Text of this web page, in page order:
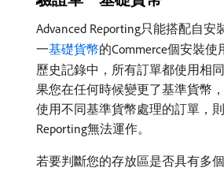
Advanced Reporting只能搭配自安
一基礎貨幣的Commerce個安裝
歷史記錄中，所有訂單都使用相
果您在任何時候變更了基準貨幣
使用不同基準貨幣處理的訂單，
Reporting無法運作。
若要判斷您的存放區是否具有多